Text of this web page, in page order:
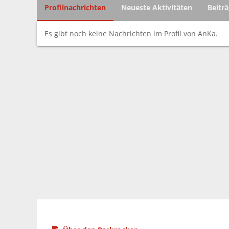
Profilnachrichten Neueste Aktivitäten
Es gibt noch keine Nachrichten im Profil von AnKa.